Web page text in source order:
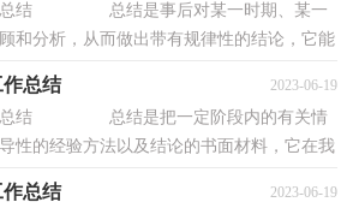
作总结 总结是事后对某一时期、某一
和分析，从而做出带有规律性的结论，它能
总结 2023-06-19
作总结 总结是把一定阶段内的有关情
性的经验方法以及结论的书面材料，它在我
总结 2023-06-19